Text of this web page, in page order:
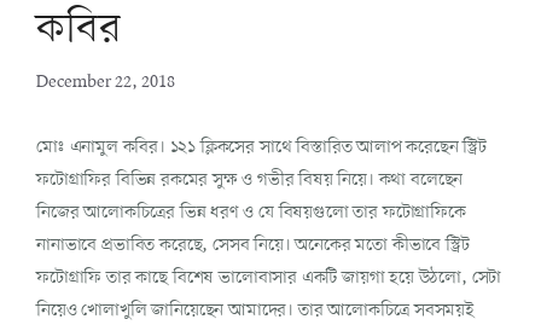
কবির
December 22, 2018
মোঃ এনামুল কবির। ১২১ ক্লিকসের সাথে বিস্তারিত আলাপ করেছেন স্ট্রিট
ফটোগ্রাফির বিভিন্ন রকমের সুক্ষ ও গভীর বিষয় নিয়ে। কথা বলেছেন
নিজের আলোকচিত্রের ভিন্ন ধরণ ও যে বিষয়গুলো তার ফটোগ্রাফিকে
নানাভাবে প্রভাবিত করেছে, সেসব নিয়ে। অনেকের মতো কীভাবে স্ট্রিট
ফটোগ্রাফি তার কাছে বিশেষ ভালোবাসার একটি জায়গা হয়ে উঠলো, সেটা
নিয়েও খোলাখুলি জানিয়েছেন আমাদের। তার আলোকচিত্রে সবসময়ই